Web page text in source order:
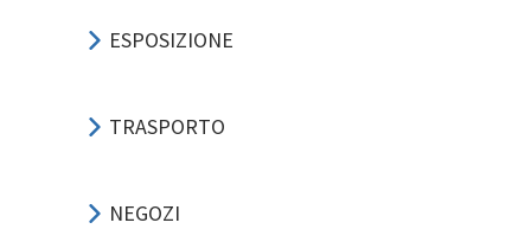
ESPOSIZIONE
TRASPORTO
NEGOZI